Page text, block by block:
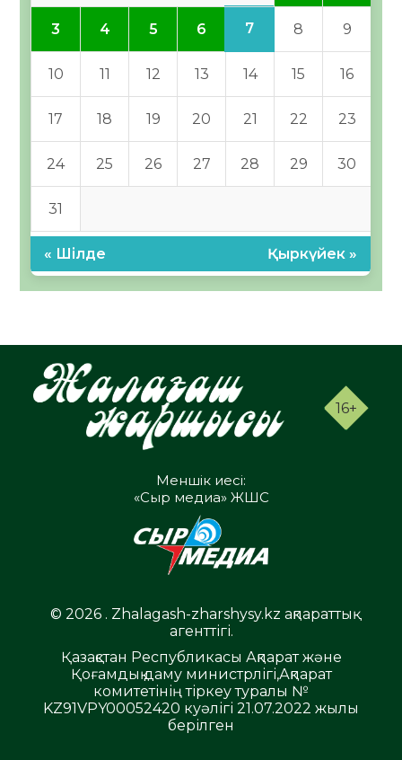
3 4 5 6 7 8 9
10 11 12 13 14 15 16
17 18 19 20 21 22 23
24 25 26 27 28 29 30
31
« Шілде Қыркүйек »
16+
Меншік иесі:
«Сыр медиа» ЖШС
© 2026 . Zhalagash-zharshysy.kz ақпараттық
агенттігі.
Қазақстан Республикасы Ақпарат және
Қоғамдық даму министрлігі,Ақпарат
комитетінің тіркеу туралы №
KZ91VPY00052420 куәлігі 21.07.2022 жылы
берілген